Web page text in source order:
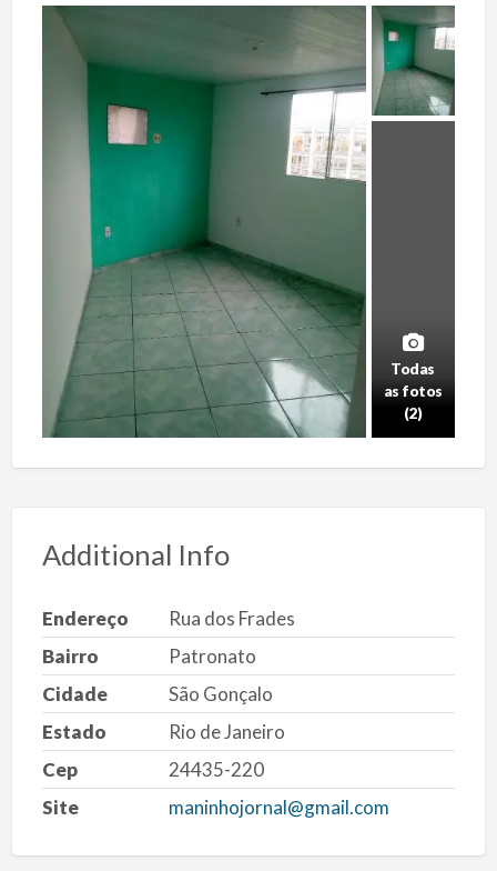
Todas
as fotos
(2)
Additional Info
Endereço
Rua dos Frades
Bairro
Patronato
Cidade
São Gonçalo
Estado
Rio de Janeiro
Cep
24435-220
Site
maninhojornal@gmail.com